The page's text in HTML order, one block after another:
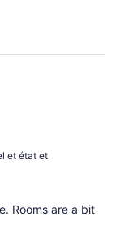
et état et
Rooms are a bit